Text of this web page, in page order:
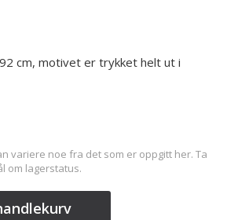
cm, motivet er trykket helt ut i
variere noe fra det som er oppgitt her. Ta
om lagerstatus.